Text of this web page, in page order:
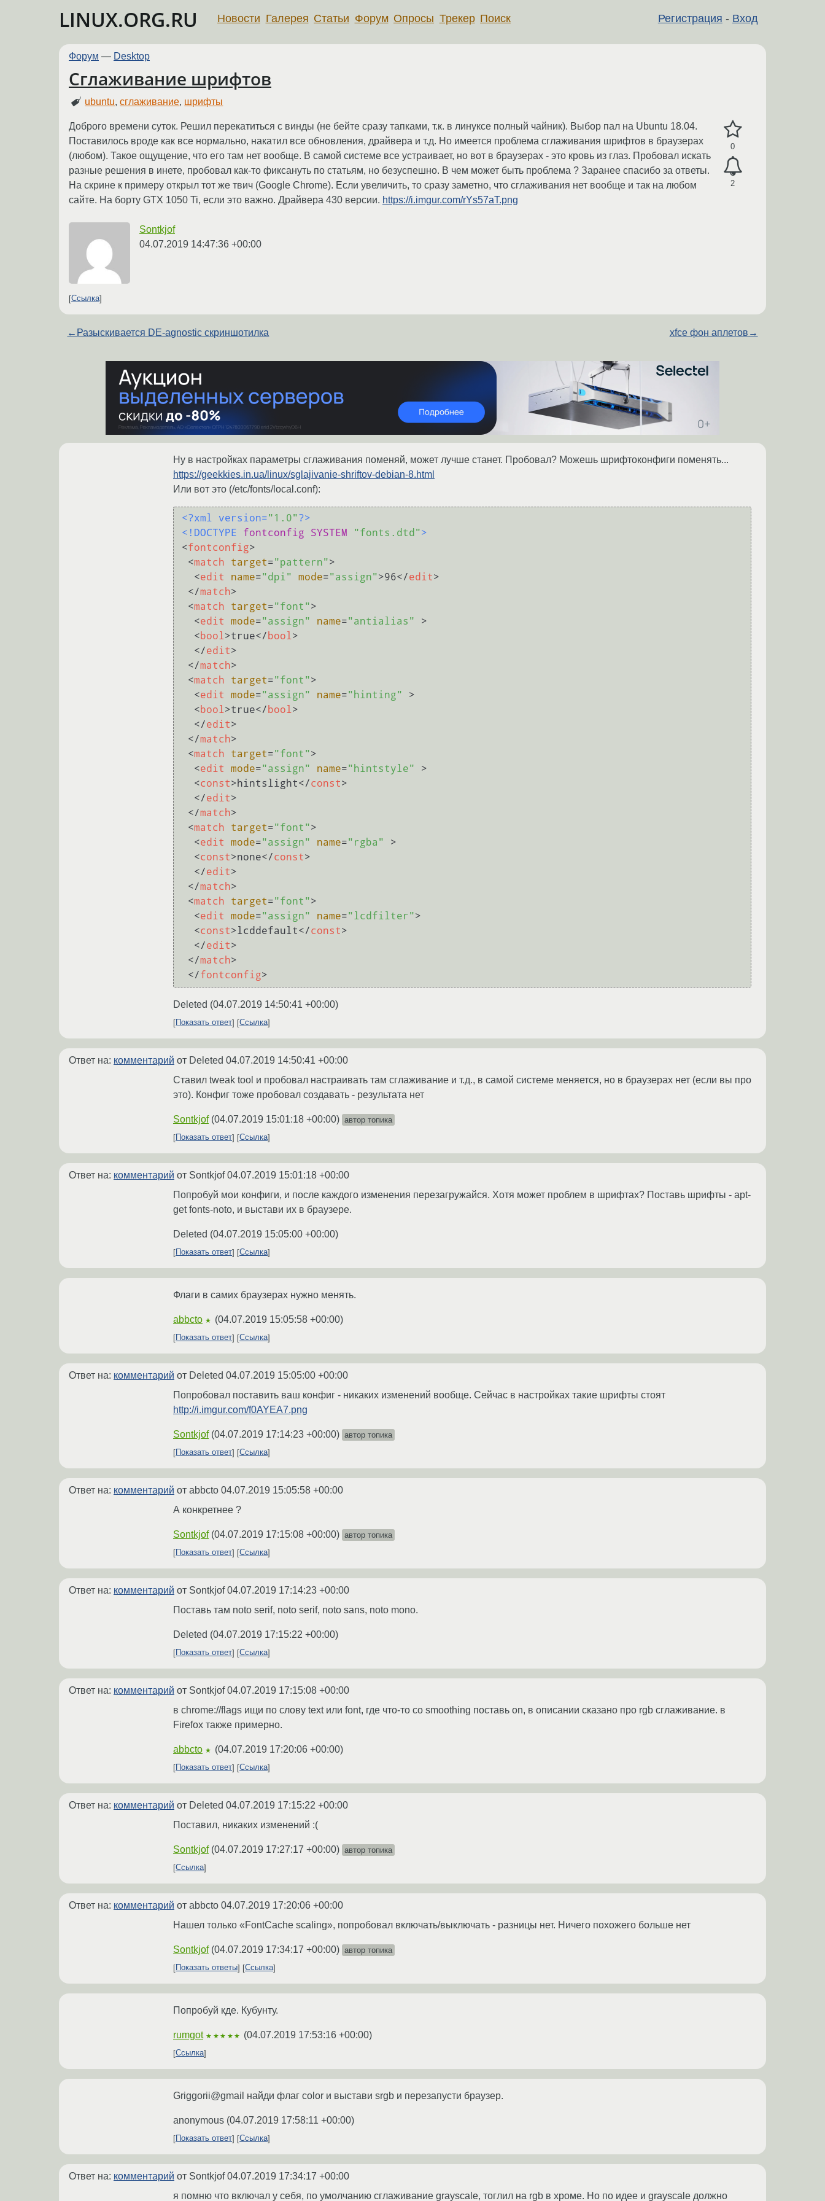
LINUX.ORG.RU Регистрация - Вход
Новости Галерея Статьи Форум Опросы Трекер Поиск
Форум — Desktop
Сглаживание шрифтов
ubuntu,сглаживание, шрифты
0
2
Доброго времени суток. Решил перекатиться с винды (не бейте сразу тапками, т.к. в линуксе полный чайник). Выбор пал на Ubuntu 18.04.
Поставилось вроде как все нормально, накатил все обновления, драйвера и т.д. Но имеется проблема сглаживания шрифтов в браузерах
(любом). Такое ощущение, что его там нет вообще. В самой системе все устраивает, но вот в браузерах - это кровь из глаз. Пробовал искать
разные решения в инете, пробовал как-то фиксануть по статьям, но безуспешно. В чем может быть проблема ? Заранее спасибо за ответы.
На скрине к примеру открыл тот же твич (Google Chrome). Если увеличить, то сразу заметно, что сглаживания нет вообще и так на любом
сайте. На борту GTX 1050 Ti, если это важно. Драйвера 430 версии. https://i.imgur.com/rYs57aT.png
Sontkjof
04.07.2019 14:47:36 +00:00
Ссылка
← Разыскивается DE-agnostic скриншотилка xfce фон аплетов →
Ну в настройках параметры сглаживания поменяй, может лучше станет. Пробовал? Можешь шрифтоконфиги поменять...
https://geekkies.in.ua/linux/sglajivanie-shriftov-debian-8.html
Или вот это (/etc/fonts/local.conf):
<?xml version="1.0"?>
<!DOCTYPE fontconfig SYSTEM "fonts.dtd">
<fontconfig>
<match target="pattern">
<edit name="dpi" mode="assign">96</edit>
</match>
<match target="font">
<edit mode="assign" name="antialias"
>
<bool>true</ bool>
</edit>
</match>
<match target="font">
<edit mode="assign" name="hinting"
>
<bool>true</ bool>
</edit>
</match>
<match target="font">
<edit mode="assign" name="hintstyle"
>
<const>hintslight</const>
</edit>
</match>
<match target="font">
<edit mode="assign" name="rgba"
>
<const>none</const>
</edit>
</match>
<match target="font">
<edit mode="assign" name="lcdfilter">
<const>lcddefault</const>
</edit>
</match>
</fontconfig>
Deleted (04.07.2019 14:50:41 +00:00)
Показать ответ Ссылка
Ответ на: комментарий от Deleted 04.07.2019 14:50:41 +00:00
Ставил tweak tool и пробовал настраивать там сглаживание и т.д., в самой системе меняется, но в браузерах нет (если вы про
это). Конфиг тоже пробовал создавать - результата нет
Sontkjof (04.07.2019 15:01:18 +00:00) автор топика
Показать ответ
Ссылка
Ответ на: комментарий от Sontkjof04.07.2019 15:01:18 +00:00
Попробуй мои конфиги, и после каждого изменения перезагружайся. Хотя может проблем в шрифтах? Поставь шрифты - apt-
get fonts-noto, и выстави их в браузере.
Deleted (04.07.2019 15:05:00 +00:00)
Показать ответ Ссылка
Флаги в самих браузерах нужно менять.
abbcto ★ (04.07.2019 15:05:58 +00:00)
Показать ответ Ссылка
Ответ на: комментарий от Deleted 04.07.2019 15:05:00 +00:00
Попробовал поставить ваш конфиг - никаких изменений вообще. Сейчас в настройках такие шрифты стоят
http://i.imgur.com/f0AYEA7.png
Sontkjof (04.07.2019 17:14:23 +00:00) автор топика
Показать ответ
Ссылка
Ответ на: комментарий от abbcto 04.07.2019 15:05:58 +00:00
А конкретнее ?
Sontkjof (04.07.2019 17:15:08 +00:00) автор топика
Показать ответ
Ссылка
Ответ на: комментарий от Sontkjof04.07.2019 17:14:23 +00:00
Поставь там noto serif, noto serif, noto sans, noto mono.
Deleted (04.07.2019 17:15:22 +00:00)
Показать ответ Ссылка
Ответ на: комментарий от Sontkjof04.07.2019 17:15:08 +00:00
в chrome://flags ищи по слову text или font, где что-то со smoothing поставь on, в описании сказано про rgb сглаживание. в
Firefox также примерно.
abbcto ★ (04.07.2019 17:20:06 +00:00)
Показать ответ Ссылка
Ответ на: комментарий от Deleted 04.07.2019 17:15:22 +00:00
Поставил, никаких изменений :(
Sontkjof (04.07.2019 17:27:17 +00:00) автор топика
Ссылка
Ответ на: комментарий от abbcto 04.07.2019 17:20:06 +00:00
Нашел только «FontCache scaling», попробовал включать/выключать - разницы нет. Ничего похожего больше нет
Sontkjof (04.07.2019 17:34:17 +00:00) автор топика
Показать ответы
Ссылка
Попробуй кде. Кубунту.
rumgot ★★★★★ (04.07.2019 17:53:16 +00:00)
Ссылка
Griggorii@gmail найди флаг color и выстави srgb и перезапусти браузер.
anonymous (04.07.2019 17:58:11 +00:00)
Показать ответ Ссылка
Ответ на: комментарий от Sontkjof04.07.2019 17:34:17 +00:00
я помню что включал у себя, по умолчанию сглаживание grayscale, тоглил на rgb в хроме. Но по идее и grayscale должно